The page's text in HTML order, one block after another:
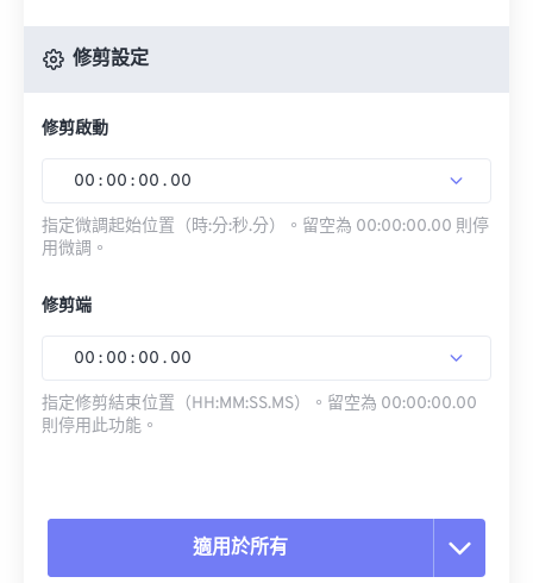
修剪設定
修剪啟動
00 : 00 : 00 . 00
指定微調起始位置（時:分:秒.分）。留空為 00:00:00.00 則停
用微調。
修剪端
00 : 00 : 00 . 00
指定修剪結束位置（HH:MM:SS.MS）。留空為 00:00:00.00
則停用此功能。
適用於所有